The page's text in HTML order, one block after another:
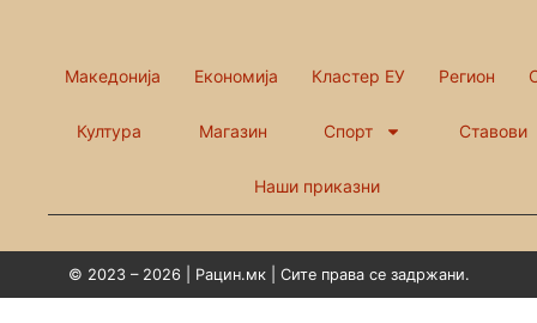
Македонија Економија Кластер ЕУ Регион
Култура Магазин Спорт Ставови
Наши приказни
© 2023 – 2026 | Рацин.мк | Сите права се задржани.